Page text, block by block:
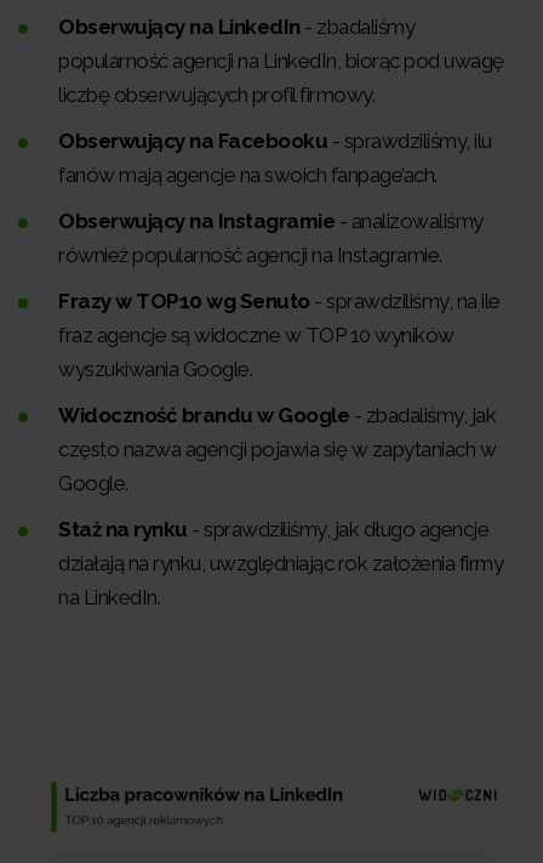
Obserwujący na LinkedIn - zbadaliśmy
popularność agencji na LinkedIn, biorąc pod uwagę
liczbę obserwujących profil firmowy.
Obserwujący na Facebooku - sprawdziliśmy, ilu
fanów mają agencje na swoich fanpage’ach.
Obserwujący na Instagramie - analizowaliśmy
również popularność agencji na Instagramie.
Frazy w TOP10 wg Senuto - sprawdziliśmy, na ile
fraz agencje są widoczne w TOP 10 wyników
wyszukiwania Google.
Widoczność brandu w Google - zbadaliśmy, jak
często nazwa agencji pojawia się w zapytaniach w
Google.
Staż na rynku - sprawdziliśmy, jak długo agencje
działają na rynku, uwzględniając rok założenia firmy
na LinkedIn.